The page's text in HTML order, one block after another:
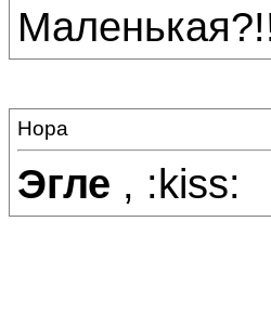
Нора
Эгле , :kiss: